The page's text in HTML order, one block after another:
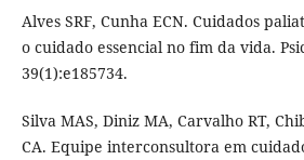
Alves SRF, Cunha ECN. Cuidados
o cuidado essencial no fim da vida.
39(1):e185734.
Silva MAS, Diniz MA, Carvalho RT,
CA. Equipe interconsultora em